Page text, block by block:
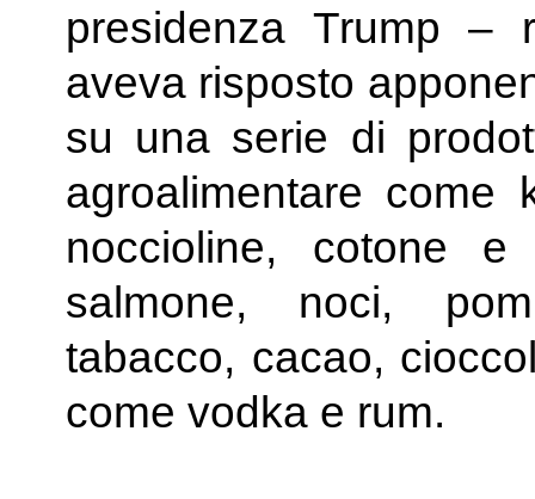
presidenza Trump –
aveva risposto
su una serie di
agroalimentare come
noccioline, cotone
salmone, noci,
tabacco, cacao,
come vodka e rum.